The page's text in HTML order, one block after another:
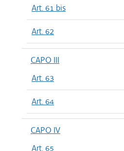
Art. 61 bis
Art. 62
CAPO III
Art. 63
Art. 64
CAPO IV
Art. 65